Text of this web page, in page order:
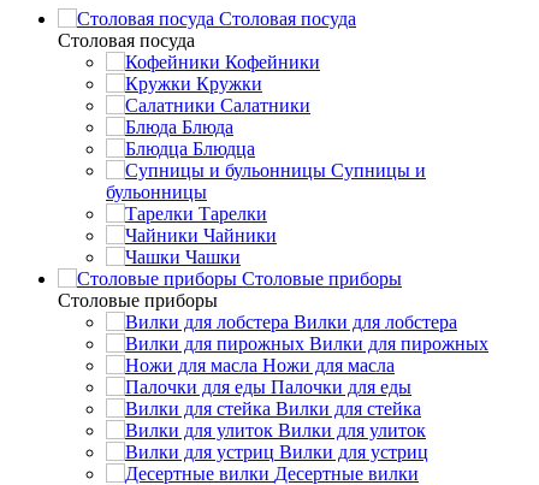
Столовая посуда
Столовая посуда
Кофейники
Кружки
Салатники
Блюда
Блюдца
Супницы и
бульонницы
Тарелки
Чайники
Чашки
Cтоловые приборы
Cтоловые приборы
Вилки для лобстера
Вилки для пирожных
Ножи для масла
Палочки для еды
Вилки для стейка
Вилки для улиток
Вилки для устриц
Десертные вилки